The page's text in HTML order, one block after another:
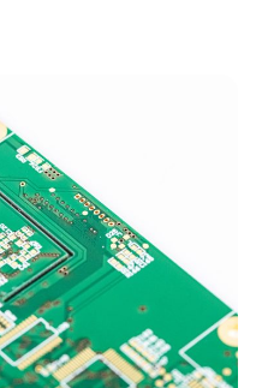
drukarkę do